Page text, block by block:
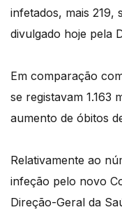
infetados, mais 219,
divulgado hoje pela
Em comparação
se registavam 1.163
aumento de óbitos
Relativamente ao
infeção pelo novo
Direção-Geral da